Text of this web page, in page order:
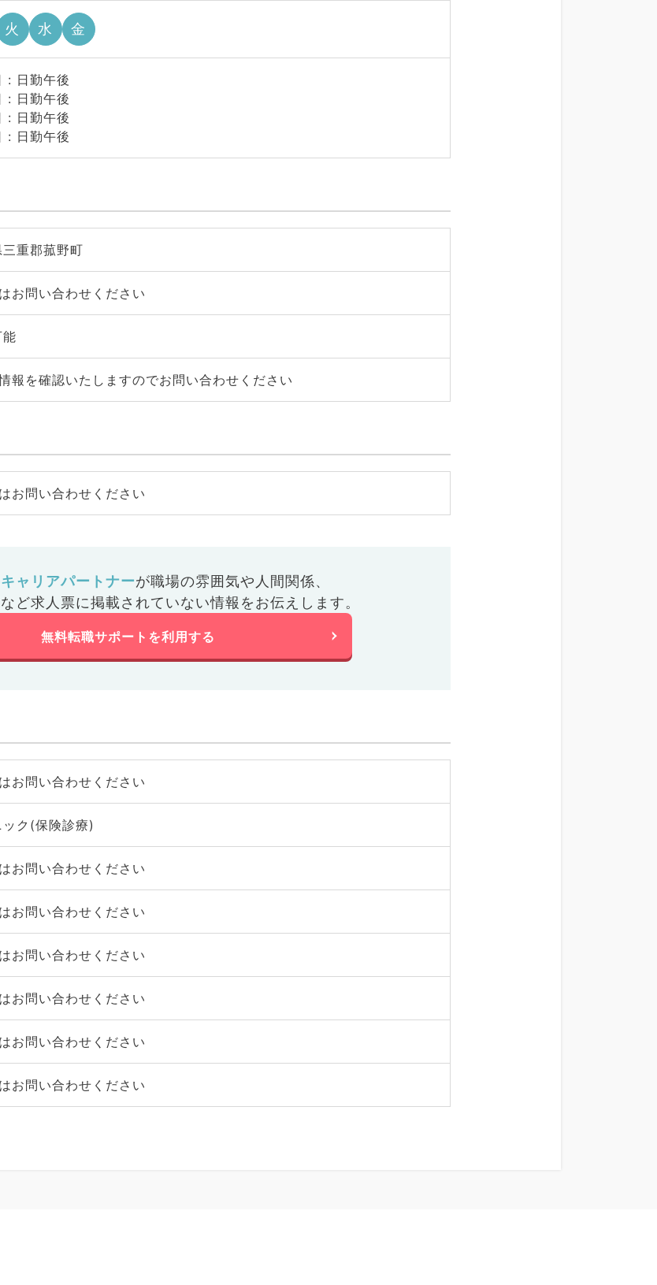
火 水 金
: 日勤午後
: 日勤午後
: 日勤午後
: 日勤午後
重郡菰野町
お問い合わせください
報を確認いたしますのでお問い合わせください
お問い合わせください
ャリアパートナーが職場の雰囲気や人間関係、
ど求人票に掲載されていない情報をお伝えします。
無料転職サポートを利用する
お問い合わせください
ック(保険診療)
お問い合わせください
お問い合わせください
お問い合わせください
お問い合わせください
お問い合わせください
お問い合わせください